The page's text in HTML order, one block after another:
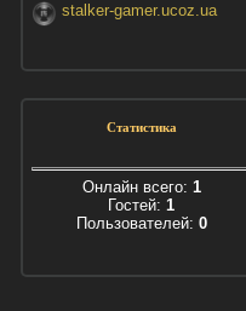
stalker-gamer.ucoz.ua
Статистика
Онлайн всего: 1
Гостей: 1
Пользователей: 0